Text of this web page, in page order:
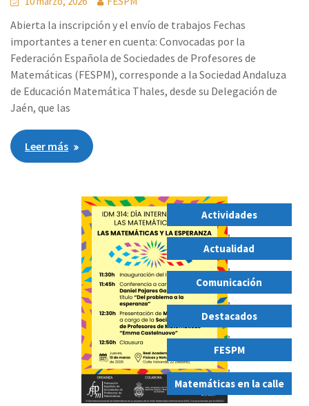
Abierta la inscripción y el envío de trabajos Fechas
importantes a tener en cuenta: Convocadas por la
Federación Española de Sociedades de Profesores de
Matemáticas (FESPM), corresponde a la Sociedad Andaluza
de Educación Matemática Thales, desde su Delegación de
Jaén, que las
Leer más
Actividades
,
Actualidad
,
Comunicación
,
Destacados
,
FESPM
,
Matemáticas en la calle